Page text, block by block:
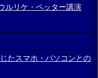
ルリケ・ペッター講演
たスマホ・パソコンとの